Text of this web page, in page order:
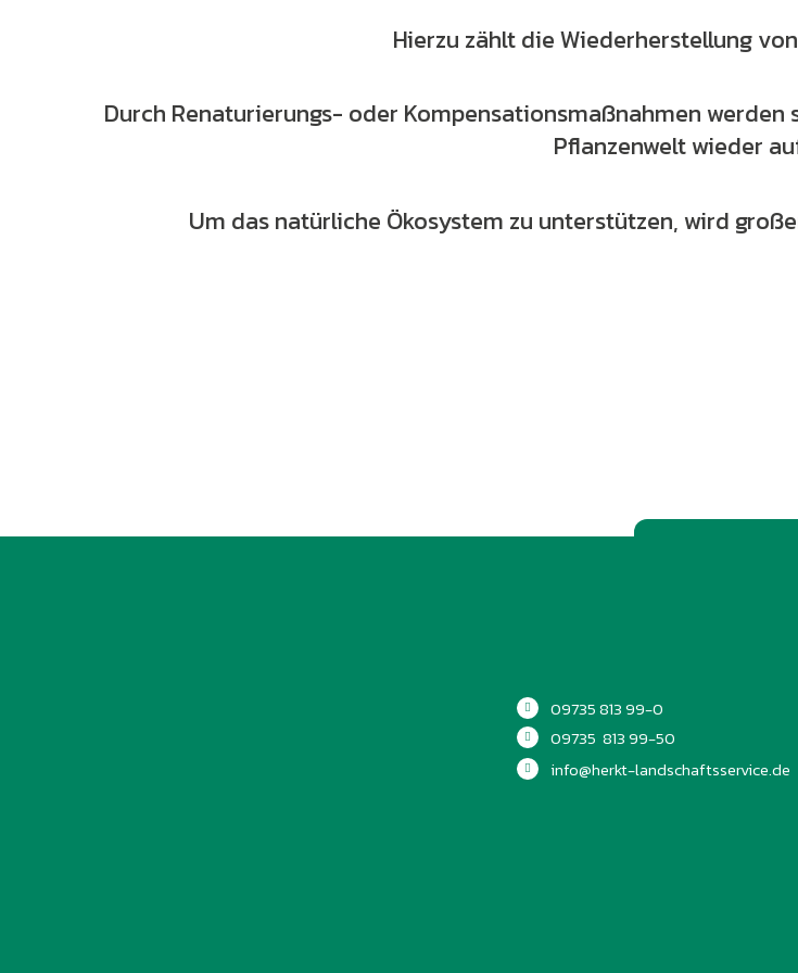
Hierzu zählt die Wiederherstellung
Durch Renaturierungs- oder Kompensationsmaßnahmen
Pflanzenwelt wieder
Um das natürliche Ökosystem zu unterstützen, wird
09735 813 99-0
09735 813 99-50
info@herkt-landschaftsservice.de